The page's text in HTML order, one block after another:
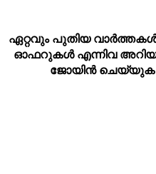
ഏറ്റവും പുതിയ
ഓഫറുകള്‍ എന്നിവ
ജോയിന്‍ ചെയ്യുക